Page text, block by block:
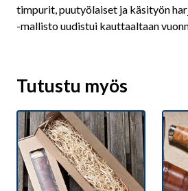
timpurit, puutyölaiset ja käsityön
-mallisto uudistui kauttaaltaan
Tutustu myös